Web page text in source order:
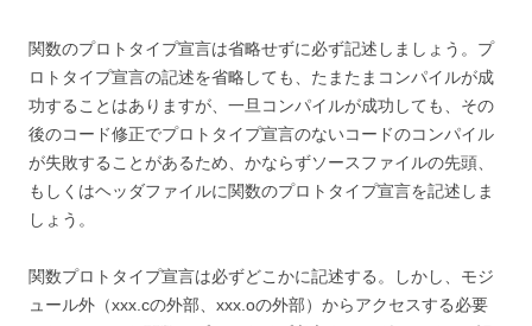
関数のプロトタイプ宣言は省略せずに必ず記述しましょう。プ
ロトタイプ宣言の記述を省略しても、たまたまコンパイルが成
功することはありますが、一旦コンパイルが成功しても、その
後のコード修正でプロトタイプ宣言のないコードのコンパイル
が失敗することがあるため、かならずソースファイルの先頭、
もしくはヘッダファイルに関数のプロトタイプ宣言を記述しま
しょう。
関数プロトタイプ宣言は必ずどこかに記述する。しかし、モジ
ュール外（xxx.cの外部、xxx.oの外部）からアクセスする必要